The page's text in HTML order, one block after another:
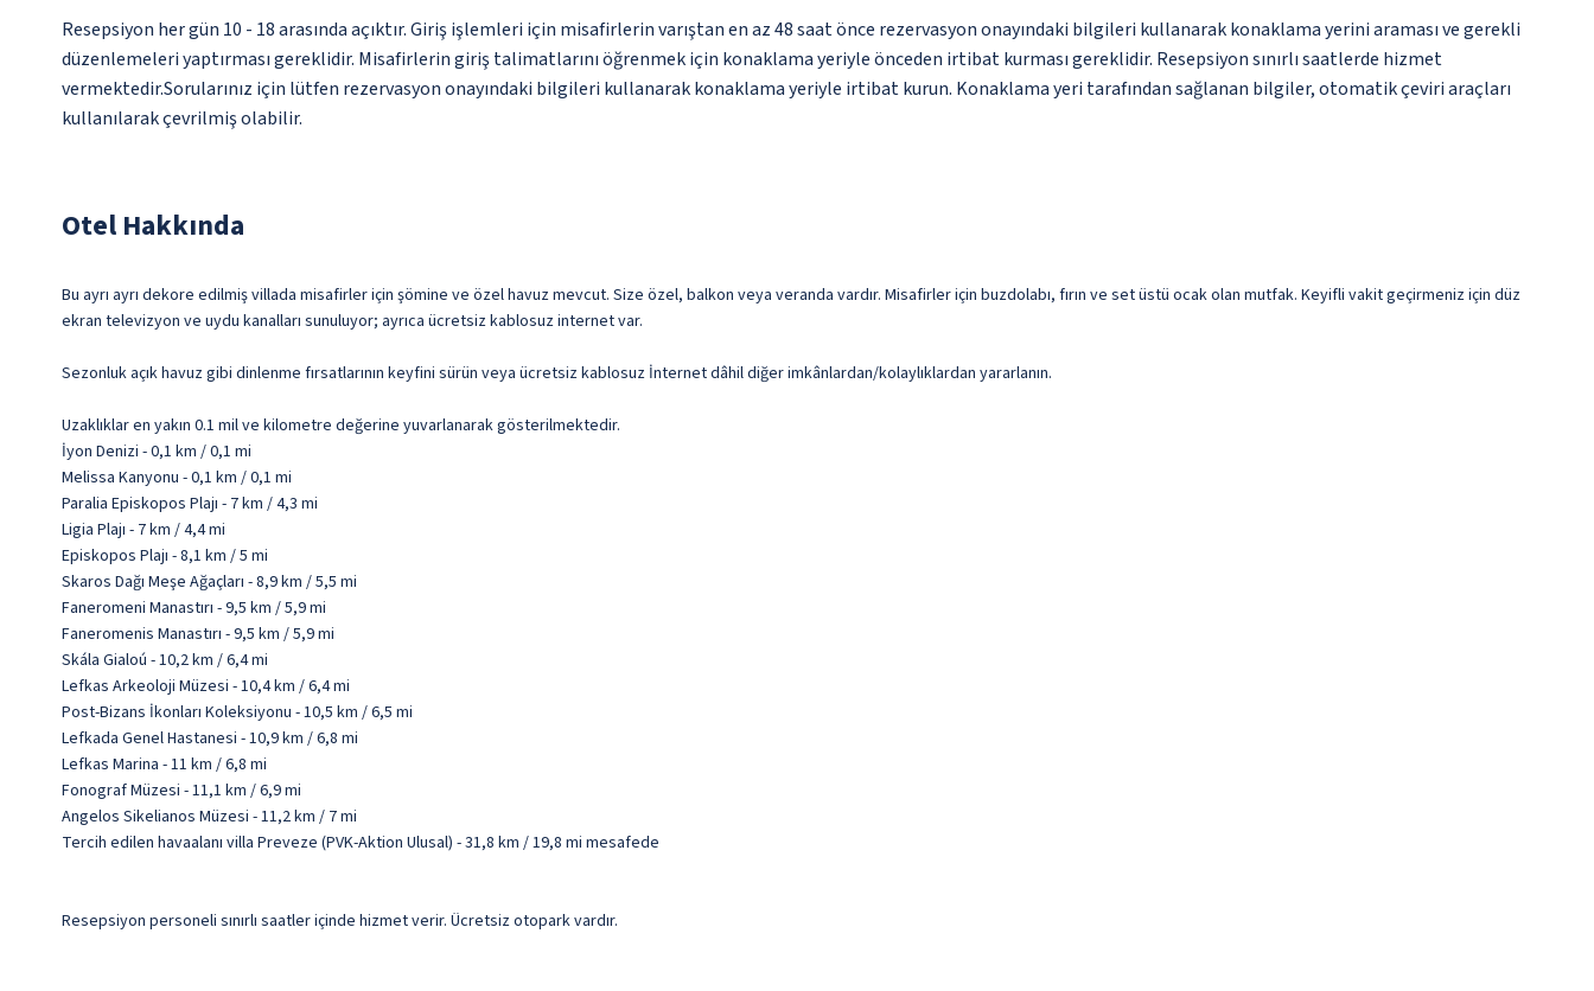
Resepsiyon her gün 10 - 18 arasında açıktır. Giriş işlemleri için misafirlerin varıştan en az 48 saat önce rezervasyon onayındaki bilgileri kullanarak konaklama yerini araması ve gerekli
düzenlemeleri yaptırması gereklidir. Misafirlerin giriş talimatlarını öğrenmek için konaklama yeriyle önceden irtibat kurması gereklidir. Resepsiyon sınırlı saatlerde hizmet
vermektedir.Sorularınız için lütfen rezervasyon onayındaki bilgileri kullanarak konaklama yeriyle irtibat kurun. Konaklama yeri tarafından sağlanan bilgiler, otomatik çeviri araçları
kullanılarak çevrilmiş olabilir.
Otel Hakkında
Bu ayrı ayrı dekore edilmiş villada misafirler için şömine ve özel havuz mevcut. Size özel, balkon veya veranda vardır. Misafirler için buzdolabı, fırın ve set üstü ocak olan mutfak. Keyifli vakit geçirmeniz için düz
ekran televizyon ve uydu kanalları sunuluyor; ayrıca ücretsiz kablosuz internet var.
Sezonluk açık havuz gibi dinlenme fırsatlarının keyfini sürün veya ücretsiz kablosuz İnternet dâhil diğer imkânlardan/kolaylıklardan yararlanın.
Uzaklıklar en yakın 0.1 mil ve kilometre değerine yuvarlanarak gösterilmektedir.
İyon Denizi - 0,1 km / 0,1 mi
Melissa Kanyonu - 0,1 km / 0,1 mi
Paralia Episkopos Plajı - 7 km / 4,3 mi
Ligia Plajı - 7 km / 4,4 mi
Episkopos Plajı - 8,1 km / 5 mi
Skaros Dağı Meşe Ağaçları - 8,9 km / 5,5 mi
Faneromeni Manastırı - 9,5 km / 5,9 mi
Faneromenis Manastırı - 9,5 km / 5,9 mi
Skála Gialoú - 10,2 km / 6,4 mi
Lefkas Arkeoloji Müzesi - 10,4 km / 6,4 mi
Post-Bizans İkonları Koleksiyonu - 10,5 km / 6,5 mi
Lefkada Genel Hastanesi - 10,9 km / 6,8 mi
Lefkas Marina - 11 km / 6,8 mi
Fonograf Müzesi - 11,1 km / 6,9 mi
Angelos Sikelianos Müzesi - 11,2 km / 7 mi
Tercih edilen havaalanı villa Preveze (PVK-Aktion Ulusal) - 31,8 km / 19,8 mi mesafede
Resepsiyon personeli sınırlı saatler içinde hizmet verir. Ücretsiz otopark vardır.